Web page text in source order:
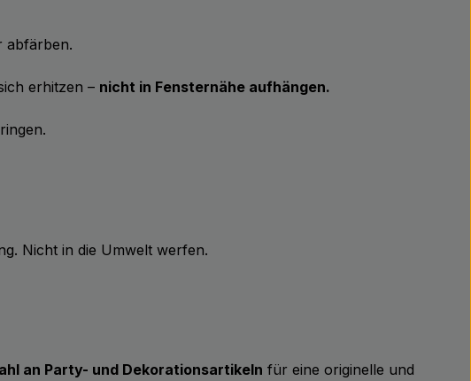
abfärben.
erhitzen – nicht in Fensternähe aufhängen.
Nicht in die Umwelt werfen.
an Party- und Dekorationsartikeln für eine originelle und